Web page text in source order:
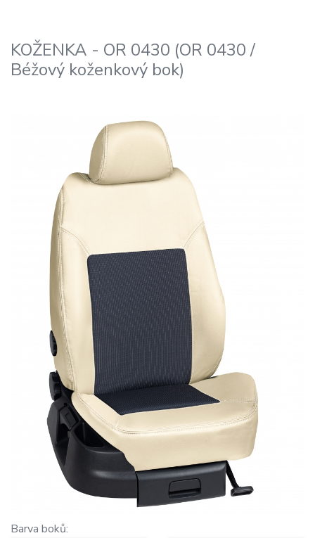
KOŽENKA - OR 0430 (OR 0430 /
Béžový koženkový bok)
Barva boků: